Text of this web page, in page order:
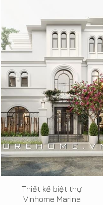
Thiết kế biệt thự
Vinhome Marina